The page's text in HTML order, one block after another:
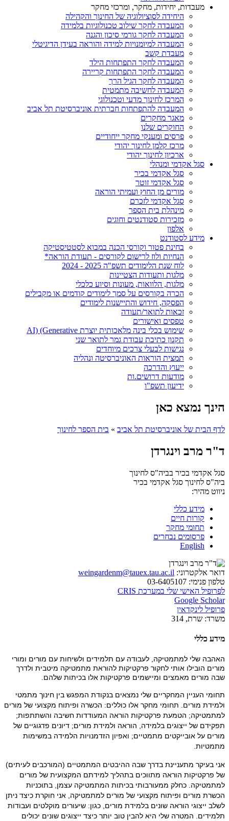
מעבדות, יחידות, מחקר, ומרכזי מחקר
היחידה לסוציולוגיה של החינוך והקהילה
המעבדה לחקר שילוב טכנולוגיות בלמידה
המעבדה לחקר גורמי סיכון והגנה
המעבדה למיומנויות למידה והוראה בעידן הדיגיטלי
מעבדת קשב
המעבדה לחקר התפתחות הילד
המעבדה לחקר התפתחות קריירה
המעבדה לחקר הגיל הרך
המעבדה לחשיבה מתמטית
המרכז לחינוך מדעי וטכנולוגי
המעבדה להתפתחות חברתית אוניברסיטת תל אביב
מאגר מחקרים
החוקרים שלנו
פרסים ומענקי מחקר ייחודיים
מרכז קלמן לחינוך יהודי
ארכיון לחינוך יהודי
סגל אקדמי ומנהלי
סגל אקדמי בכיר
סגל אקדמי זוטר
מורים מן החוץ ועמיתי הוראה
סגל אקדמי לזכרם
מינהלת בית הספר
מזכירות סטודנטים וחוגים
אלפון
מידע לסטודנט
בחינת פטור וקורסי הכנה במבוא לסטטיסטיקה
הנחיות ולוז לרישום לקורסים - תעודת הוראה*
לוח שנת הלימודים תשפ"ה 2025 - 2024
מלגות ותעודות הצטיינות
מלגות, הלוואות, מעונות וסיוע כלכלי
הכרה בקורסים על סמך לימודים קודמים או מקבילים
הפסקה, חידוש והתיישנות לימודים
זכאות לתואר/תעודה
טפסים ואישורים
שימוש בכלי בינה מלאכותית יוצרת AI) (Generative
תקנון כתיבת עבודת גמר לתואר שני
נגישות לבעלי צרכים מיוחדים
תמצית הוראות האוניברסיטה ונהליה
ייעוץ והדרכה
מודעות דרושים.ות
ידיעון תשפ"ו
הינך נמצא כאן
לדף הבית של אוניברסיטת תל אביב » בית הספר לחינוך
ד"ר מרב וינגרדן
סגל אקדמי בכיר בביה"ס לחינוך
ביה"ס לחינוך סגל אקדמי בכיר
ניווט מהיר:
מידע כללי
קורות חיים
תחומי מחקר
פרסומים נבחרים
English
דואר אלקטרוני: weingardenm@tauex.tau.ac.il
טלפון פנימי:
לפרופיל האישי שלי במערכת CRIS
Google Scholar
פרופיל לינקדאין
משרד: שרת, 314
מידע כללי
האהבה שלי למתמטיקה, לעבודה עם תלמידים ולשיחות עם מורים ומורי
מורים הובילו אותי לחקור פרקטיקות להוראת מתמטיקה מיטבית ולדרך
שבה מורים מאמצים ומיישמים פרקטיקות אלו בכיתות שלהם.
תחומי העניין המחקריים שלי נמצאים בנקודת המפגש בין חינוך מתמטי
ולמידת מורים. תחומי מחקר אלו כוללים: הכשרה ופיתוח מקצועי של מורים
למתמטיקה; הטמעת פרקטיקות הוראה המעודדות חשיבה והשתתפות;
תפקידם של ייצוגים בלמידה, הוראה ולמידת מורים; דיונים פדגוגיים של
מורים על אובייקטים מתמטיים; ואפיון הזדמנויות הלמידה במשימות
מתמטיות.
אני בעיקר מתעניינת בדרך שבה ההיבטים המתמטיים (המורכבים לעיתים)
של פרקטיקות הוראה מתווכים בתהליך למידתם המקצועית של מורים
למתמטיקה. כחלק ממעורבותי בכיתות המתמטיקה עצמן, בתוכניות
הכשרת מורים ופיתוח מקצועי של מורים למתמטיקה, אני חוקרת כיצד ניתן
לשלב ייצוגי הוראה שונים בלמידת מורים, כגון: שיעורים מוקלטים ועבודות
תלמידים. המטרה שלי היא להבין טוב יותר כיצד ייצוגים שונים יכולים